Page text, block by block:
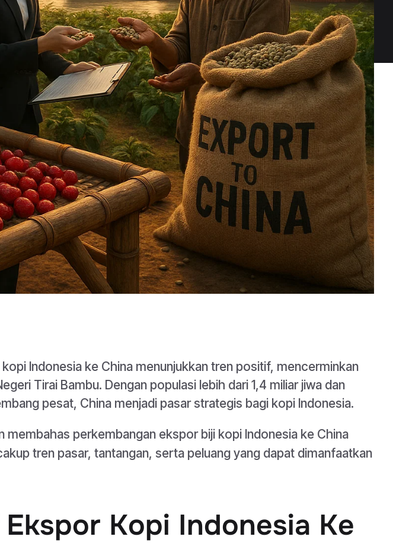
Indonesia ke China menunjukkan tren positif, mencerminkan
Tirai Bambu. Dengan populasi lebih dari 1,4 miliar jiwa dan
pesat, China menjadi pasar strategis bagi kopi Indonesia.
membahas perkembangan ekspor biji kopi Indonesia ke China
tren pasar, tantangan, serta peluang yang dapat dimanfaatkan
Kopi Indonesia Ke